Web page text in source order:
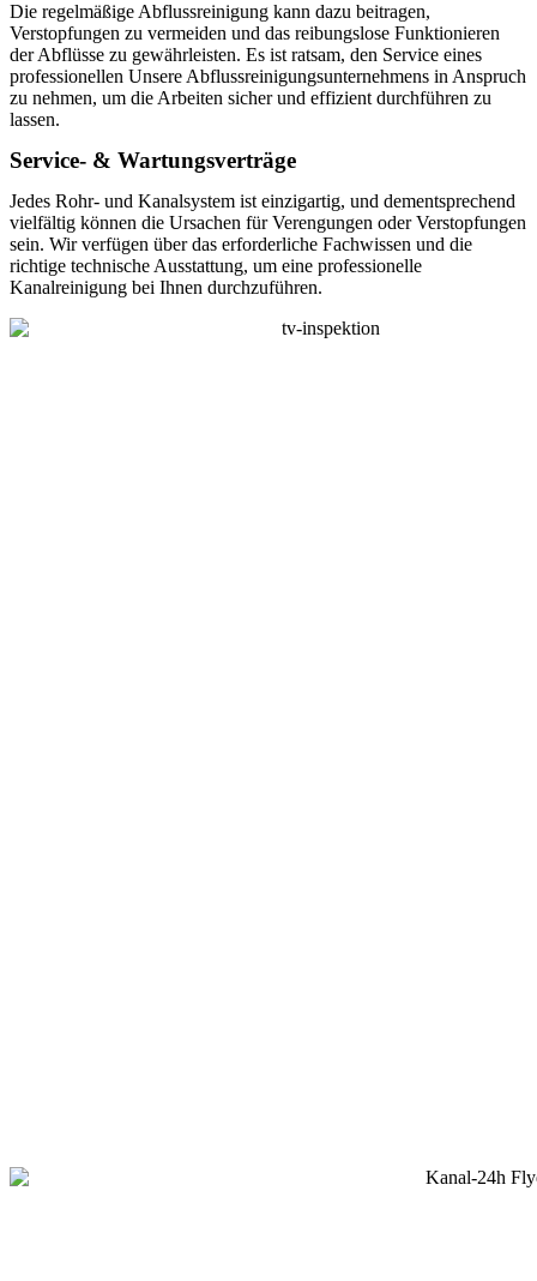
Die regelmäßige Abflussreinigung kann dazu beitragen,
Verstopfungen zu vermeiden und das reibungslose Funktionieren
der Abflüsse zu gewährleisten. Es ist ratsam, den Service eines
professionellen Unsere Abflussreinigungsunternehmens in Anspruch
zu nehmen, um die Arbeiten sicher und effizient durchführen zu
lassen.
Service- & Wartungsverträge
Jedes Rohr- und Kanalsystem ist einzigartig, und dementsprechend
vielfältig können die Ursachen für Verengungen oder Verstopfungen
sein. Wir verfügen über das erforderliche Fachwissen und die
richtige technische Ausstattung, um eine professionelle
Kanalreinigung bei Ihnen durchzuführen.